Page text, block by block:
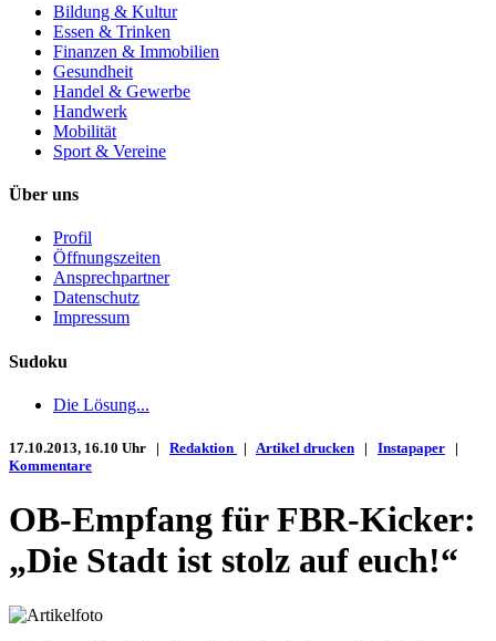
Bildung & Kultur
Essen & Trinken
Finanzen & Immobilien
Gesundheit
Handel & Gewerbe
Handwerk
Mobilität
Sport & Vereine
Über uns
Profil
Öffnungszeiten
Ansprechpartner
Datenschutz
Impressum
Sudoku
Die Lösung...
17.10.2013, 16.10 Uhr | Redaktion | Artikel drucken | Instapaper |
Kommentare
OB-Empfang für FBR-Kicker:
„Die Stadt ist stolz auf euch!“